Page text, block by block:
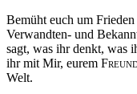
Bemüht euch um
Verwandten- und
sagt, was ihr denkt, was
ihr mit Mir, eurem
Welt.